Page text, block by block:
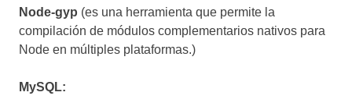
Node-gyp (es una herramienta que permite la
compilación de módulos complementarios nativos para
Node en múltiples plataformas.)
MySQL: